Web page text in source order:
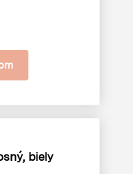
biely